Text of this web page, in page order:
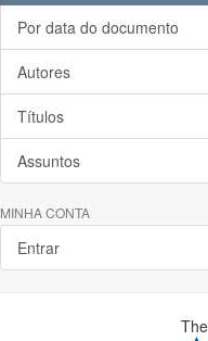
Por data do documento
Autores
Títulos
Assuntos
MINHA CONTA
Entrar